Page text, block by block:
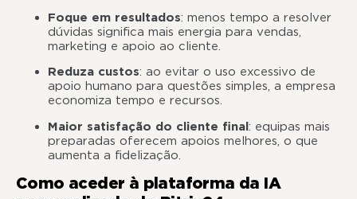
Foque em resultados: menos tempo a resolver
dúvidas significa mais energia para vendas,
marketing e apoio ao cliente.
Reduza custos: ao evitar o uso excessivo de
apoio humano para questões simples, a empresa
economiza tempo e recursos.
Maior satisfação do cliente final: equipas mais
preparadas oferecem apoios melhores, o que
aumenta a fidelização.
Como aceder à plataforma da IA